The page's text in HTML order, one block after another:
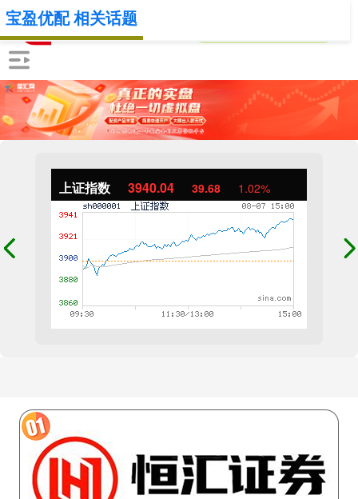
上证指数 3940.04 39.68 1.02%
宝盈优配 相关话题